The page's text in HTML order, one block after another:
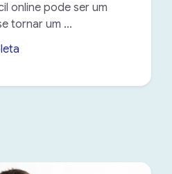
online pode ser um
tornar um ...